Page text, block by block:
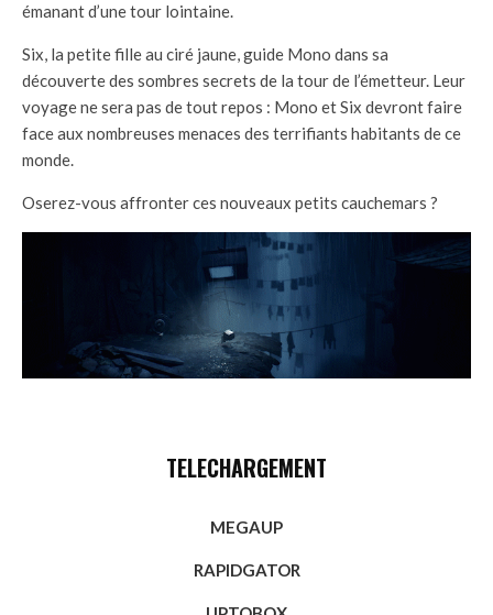
émanant d’une tour lointaine.
Six, la petite fille au ciré jaune, guide Mono dans sa
découverte des sombres secrets de la tour de l’émetteur. Leur
voyage ne sera pas de tout repos : Mono et Six devront faire
face aux nombreuses menaces des terrifiants habitants de ce
monde.
Oserez-vous affronter ces nouveaux petits cauchemars ?
TELECHARGEMENT
MEGAUP
RAPIDGATOR